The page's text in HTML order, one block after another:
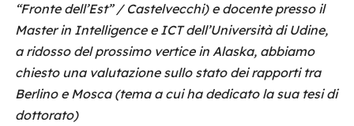
“Fronte dell’Est” / Castelvecchi) e docente presso il
Master in Intelligence e ICT dell’Università di Udine,
a ridosso del prossimo vertice in Alaska, abbiamo
chiesto una valutazione sullo stato dei rapporti tra
Berlino e Mosca (tema a cui ha dedicato la sua tesi di
dottorato)